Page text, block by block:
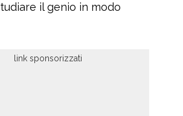
il genio in modo